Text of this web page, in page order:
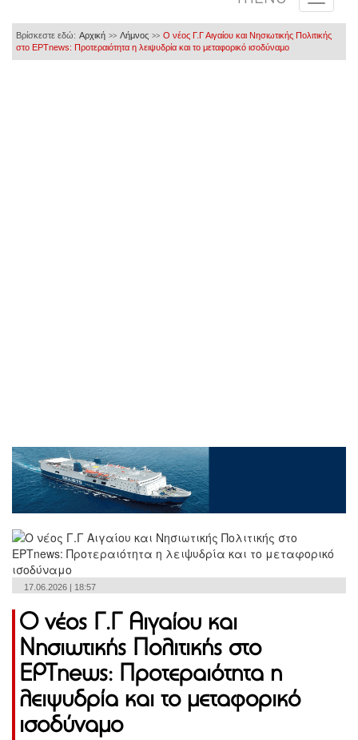
Βρίσκεστε εδώ: Αρχική >> Λήμνος >> Ο νέος Γ.Γ Αιγαίου και Νησιωτικής Πολιτικής
στο ΕΡΤnews: Προτεραιότητα η λειψυδρία και το μεταφορικό ισοδύναμο
17.06.2026 | 18:57
Ο νέος Γ.Γ Αιγαίου και
Νησιωτικής Πολιτικής στο
ΕΡΤnews: Προτεραιότητα η
λειψυδρία και το μεταφορικό
ισοδύναμο